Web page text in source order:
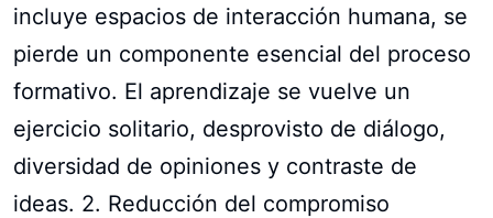
incluye espacios de interacción humana, se
pierde un componente esencial del proceso
formativo. El aprendizaje se vuelve un
ejercicio solitario, desprovisto de diálogo,
diversidad de opiniones y contraste de
ideas. 2. Reducción del compromiso